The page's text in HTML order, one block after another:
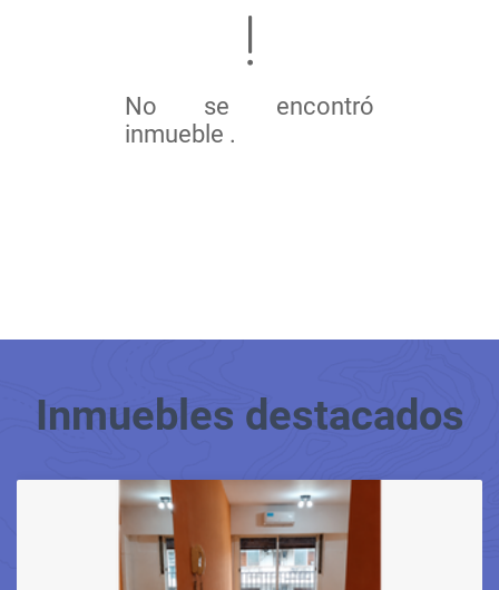
No se encontró
inmueble .
Inmuebles destacados